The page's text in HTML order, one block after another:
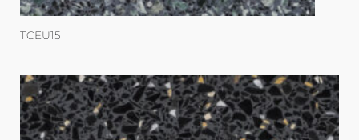
TCEU15